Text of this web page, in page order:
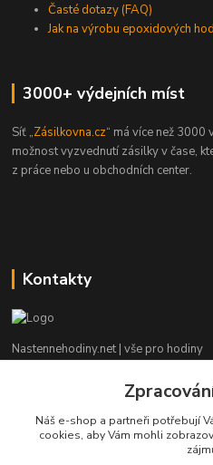
Časté dotazy (FAQ)
Jak na výrobu epoxidových
3000+ výdejních míst
Síť „Zásilkovna.cz“ má více než 3000
možnost vyzvednutí zásilky v čase,
z práce nebo u obchodních center.
Kontakty
Nastennehodiny.net | vše pro hodiny
Potřebujete poradit? Napište nám. ;-)
info@nastennehodiny.net
Náš e-shop a partneři potřebují
cookies, aby Vám mohli